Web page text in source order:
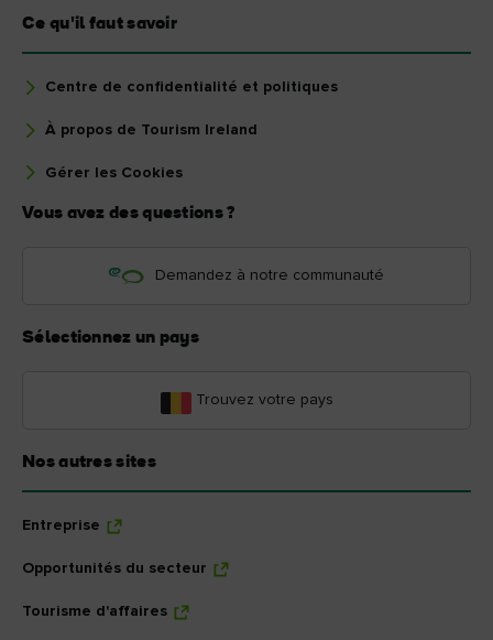
Ce qu'il faut savoir
Centre de confidentialité et politiques
À propos de Tourism Ireland
Gérer les Cookies
Vous avez des questions ?
Demandez à notre communauté
Sélectionnez un pays
Trouvez votre pays
Nos autres sites
Entreprise
Opportunités du secteur
Tourisme d'affaires